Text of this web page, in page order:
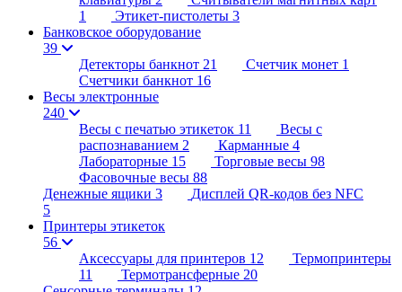
1
Этикет-пистолеты 3
Банковское оборудование
39
Детекторы банкнот 21 Счетчик монет 1
Счетчики банкнот 16
Весы электронные
240
Весы с печатью этикеток 11
Весы с
распознаванием 2 Карманные 4
Лабораторные 15 Торговые весы 98
Фасовочные весы 88
Денежные ящики 3
Дисплей QR-кодов без NFC
5
Принтеры этикеток
56
Аксессуары для принтеров 12
Термопринтеры
11
Термотрансферные 20